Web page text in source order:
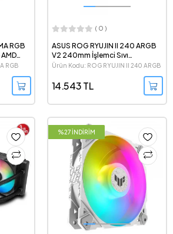
RGB
RGB
( 0 )
ASUS ROG RYUJIN II 240 ARGB
V2 240mm İşlemci Sıvı
Soğutucu
Ürün Kodu: ROG RYUJIN II 240 ARGB
14.543 TL
%27 İNDİRİM